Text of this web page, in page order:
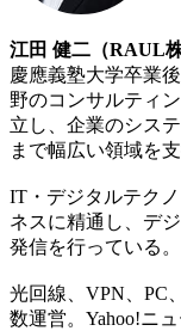
江田 健二（RAUL
慶應義塾大学卒業
野のコンサルティ
立し、企業のシス
まで幅広い領域を
IT・デジタルテク
ネスに精通し、デ
発信を行っている。
光回線、VPN、PC
数運営。Yahoo!ニ